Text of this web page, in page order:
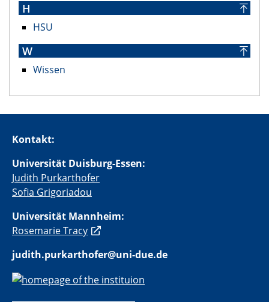
H
HSU
W
Wissen
Kontakt:
Universität Duisburg-Essen:
Judith Purkarthofer
Sofia Grigoriadou
Universität Mannheim:
Rosemarie Tracy
judith.purkarthofer@uni-due.de